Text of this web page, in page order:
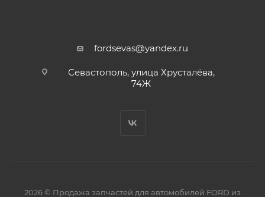
fordsevas@yandex.ru
Севастополь, улица Хрусталёва,
74Ж
2026 © Продажа запчастей для автомобилей FORD из